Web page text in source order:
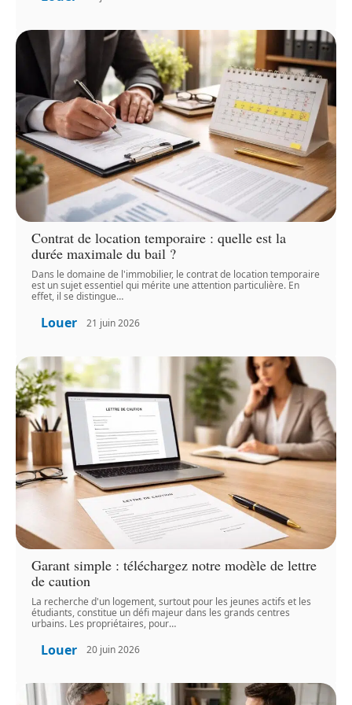
Contrat de location temporaire : quelle est la
durée maximale du bail ?
Dans le domaine de l'immobilier, le contrat de location temporaire
est un sujet essentiel qui mérite une attention particulière. En
effet, il se distingue…
Louer 21 juin 2026
Garant simple : téléchargez notre modèle de lettre
de caution
La recherche d'un logement, surtout pour les jeunes actifs et les
étudiants, constitue un défi majeur dans les grands centres
urbains. Les propriétaires, pour…
Louer 20 juin 2026